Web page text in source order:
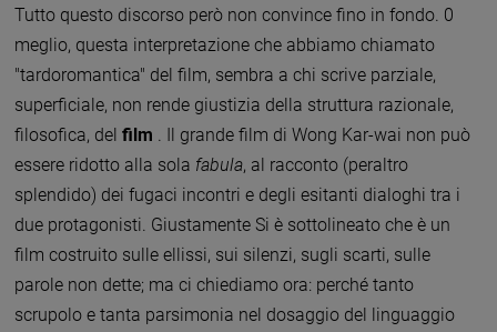
Tutto questo discorso però non convince fino in fondo. 0
meglio, questa interpretazione che abbiamo chiamato
"tardoromantica" del film, sembra a chi scrive parziale,
superficiale, non rende giustizia della struttura razionale,
filosofica, del film . Il grande film di Wong Kar-wai non può
essere ridotto alla sola fabula, al racconto (peraltro
splendido) dei fugaci incontri e degli esitanti dialoghi tra i
due protagonisti. Giustamente Si è sottolineato che è un
film costruito sulle ellissi, sui silenzi, sugli scarti, sulle
parole non dette; ma ci chiediamo ora: perché tanto
scrupolo e tanta parsimonia nel dosaggio del linguaggio